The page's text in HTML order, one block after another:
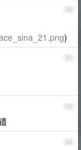
90
)
91
92
93